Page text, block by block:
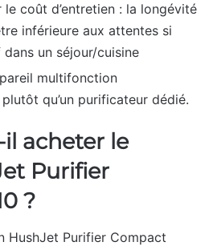
le coût d’entretien : la longévité
inférieure aux attentes si
dans un séjour/cuisine
multifonction
qu’un purificateur dédié.
acheter le
Purifier
?
HushJet Purifier Compact